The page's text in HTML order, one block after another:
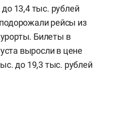
до 13,4 тыс. рублей
рейсы из
Билеты в
выросли в цене
до 19,3 тыс. рублей